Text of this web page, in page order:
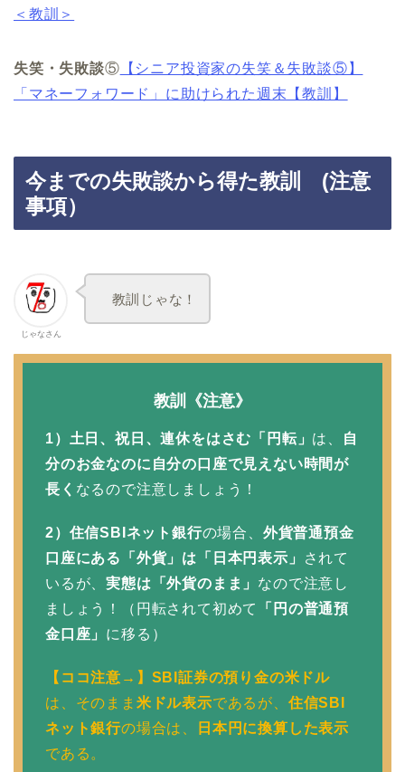
＜教訓＞
失笑・失敗談⑤ 【シニア投資家の失笑＆失敗談⑤】
「マネーフォワード」に助けられた週末【教訓】
今までの失敗談から得た教訓 (注意
事項）
じゃなさん
教訓じゃな！
教訓《注意》
1）土日、祝日、連休をはさむ「円転」 は、
自
分のお金なのに自分の口座で見えない時間が
長く なるので注意しましょう！
2）住信SBIネット銀行の場合、 外貨普通預金
口座にある「外貨」は「日本円表示」
されて
いるが、実態は「外貨のまま」 なので注意し
ましょう！（円転されて初めて
「円の普通預
金口座」 に移る）
【ココ注意→】SBI証券の預り金の米ドル
は、そのまま 米ドル表示であるが、 住信SBI
ネット銀行の場合は、
日本円に換算した表示
である。